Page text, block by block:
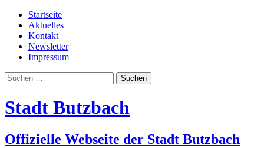
Startseite
Aktuelles
Kontakt
Newsletter
Impressum
Suchen
nach:
Stadt Butzbach
Offizielle Webseite der Stadt Butzbach